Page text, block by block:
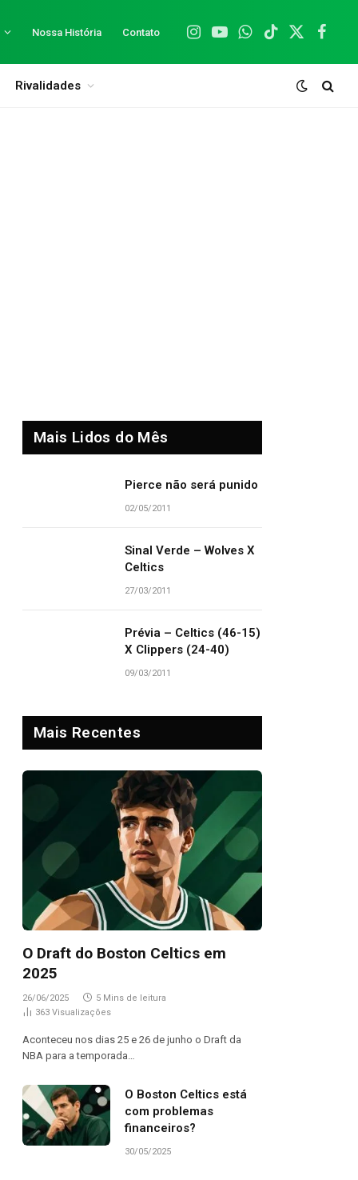
Nossa História Contato
Instagram
YouTubeWhatsApp
TikTok
X
Rivalidades
Mais Lidos do Mês
Pierce não será punido
02/05/2011
Sinal Verde – Wolves X
Celtics
27/03/2011
Prévia – Celtics (46-15)
X Clippers (24-40)
09/03/2011
Mais Recentes
O Draft do Boston Celtics em
2025
26/06/2025
5 Mins de leitura
363 Visualizações
Aconteceu nos dias 25 e 26 de junho o Draft da
NBA para a temporada…
O Boston Celtics está
com problemas
financeiros?
30/05/2025